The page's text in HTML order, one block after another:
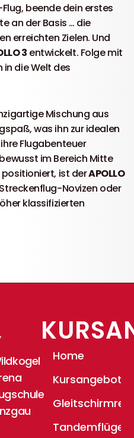
beende dein erstes
an der Basis … die
erreichten Zielen. Und
3 entwickelt. Folge mit
in die Welt des
Mischung aus
was ihn zur idealen
Flugabenteuer
im Bereich Mitte
ist derAPOLLO
Novizen oder
klassifizierten
Home
Kursangebote
Tandemflüge